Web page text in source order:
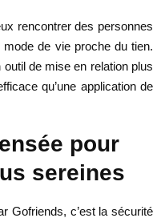
rencontrer des personnes
de vie proche du tien.
de mise en relation plus
qu’une application de
pour
sereines
Gofriends, c’est la sécurité